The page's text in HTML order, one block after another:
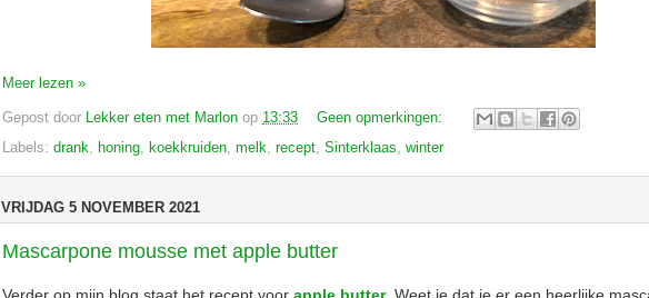
Meer lezen »
Gepost door Lekker eten met Marlon op 13:33
Geen opmerkingen:
Labels: drank honing koekkruiden melk recept Sinterklaas winter
VRIJDAG 5 NOVEMBER 2021
Mascarpone mousse met apple butter